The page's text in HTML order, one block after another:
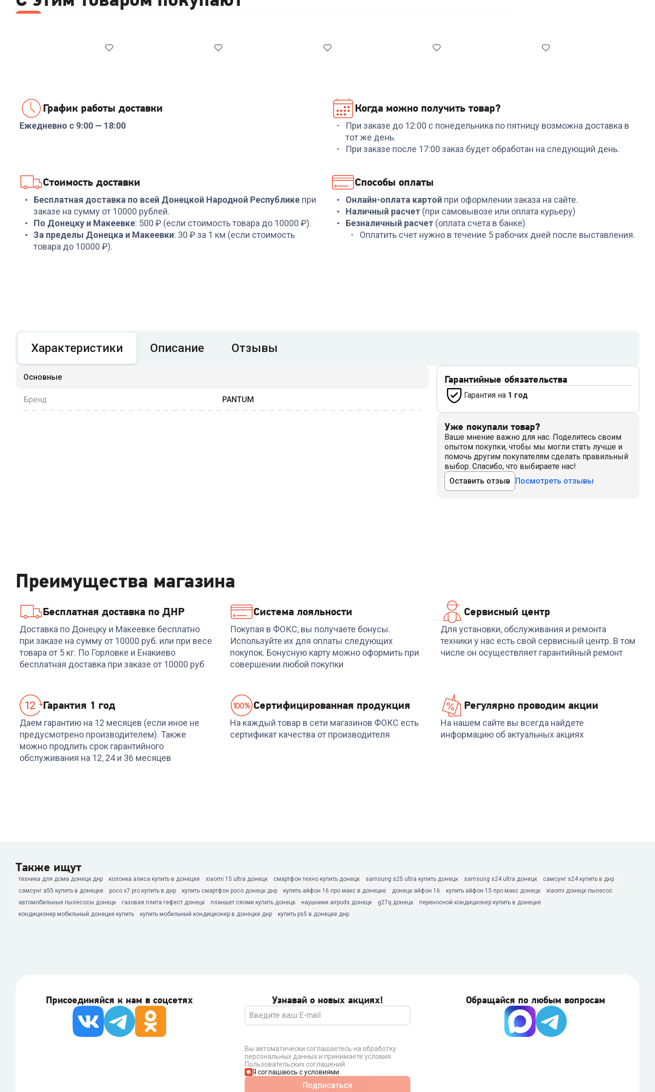
Код:6474230
4 499
TX/SFP/4g ready белый
15 999 7 999 ₽
Код: 6952495
Монитор XIAOMI
Monitor G27i
15 499
Монитор LG 27QN600-
19 999
Код: 00-00014369
Роутер TP-LINK Archer
C6U AC1200
График работы доставки
Ежедневно с 9:00 — 18:00
Когда можно получить товар?
При заказе до 12:00 с понедельника по пятницу возможна доставка в
тот же день.
При заказе после 17:00 заказ будет обработан на следующий день.
Стоимость доставки
Бесплатная доставка по всей Донецкой Народной Республике при
заказе на сумму от 10000 рублей.
По Донецку и Макеевке: 500 ₽ (если стоимость товара до 10000 ₽).
За пределы Донецка и Макеевки: 30 ₽ за 1 км (если стоимость
товара до 10000 ₽).
Способы оплаты
Онлайн-оплата картой при оформлении заказа на сайте.
Наличный расчет (при самовывозе или оплата курьеру)
Безналичный расчет (оплата счета в банке)
Оплатить счет нужно в течение 5 рабочих дней после выставления.
Характеристики Описание Отзывы
Основные
Бренд PANTUM
Гарантийные обязательства
Гарантия на 1 год
Уже покупали товар?
Ваше мнение важно для нас. Поделитесь своим
опытом покупки, чтобы мы могли стать лучше и
помочь другим покупателям сделать правильный
выбор. Спасибо, что выбираете нас!
Оставить отзыв
Посмотреть отзывы
Преимущества магазина
Бесплатная доставка по ДНР
Доставка по Донецку и Макеевке бесплатно
при заказе на сумму от 10000 руб. или при весе
товара от 5 кг. По Горловке и Енакиево
бесплатная доставка при заказе от 10000 руб
Система лояльности
Покупая в ФОКС, вы получаете бонусы.
Используйте их для оплаты следующих
покупок. Бонусную карту можно оформить при
совершении любой покупки
Сервисный центр
Для установки, обслуживания и ремонта
техники у нас есть свой сервисный центр. В том
числе он осуществляет гарантийный ремонт
Гарантия 1 год
Даем гарантию на 12 месяцев (если иное не
предусмотрено производителем). Также
можно продлить срок гарантийного
обслуживания на 12, 24 и 36 месяцев
Cертифицированная продукция
На каждый товар в сети магазинов ФОКС есть
сертификат качества от производителя
Регулярно проводим акции
На нашем сайте вы всегда найдете
информацию об актуальных акциях
Также ищут
техника для дома донецк днр колонка алиса купить в донецке xiaomi 15 ultra донецк смартфон техно купить донецк samsung s25 ultra купить донецк samsung s24 ultra донецк
самсунг s24 купить в днр
самсунг а55 купить в донецке
poco x7 pro купить в днр купить смартфон poco донецк днр купить айфон 16 про макс в донецке донецк айфон 16 купить айфон 15 про макс донецк
xiaomi донецк пылесос
автомобильные пылесосы донецк
газовая плита гефест донецк планшет сяоми купить донецк наушники airpods донецк g27q донецк
переносной кондиционер купить в донецке
кондиционер мобильный донецке купить
купить мобильный кондиционер в донецке днр купить ps5 в донецке днр
Присоединяйся к нам в соцсетях Узнавай о новых акциях!
Вы автоматически соглашаетесь на обработку
персональных данных и принимаете условия
Пользовательских соглашений
Я соглашаюсь с условиями
Подписаться
Обращайся по любым вопросам